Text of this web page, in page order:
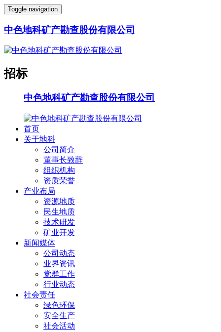
Toggle navigation
中色地科矿产勘查股份有限公司
招标
中色地科矿产勘查股份有限公司
首页
关于地科
公司简介
董事长致辞
组织机构
资质荣誉
产业布局
资源地质
民生地质
技术研发
矿业开发
新闻媒体
公司动态
业界资讯
党群工作
行业动态
社会责任
绿色环保
安全生产
社会活动